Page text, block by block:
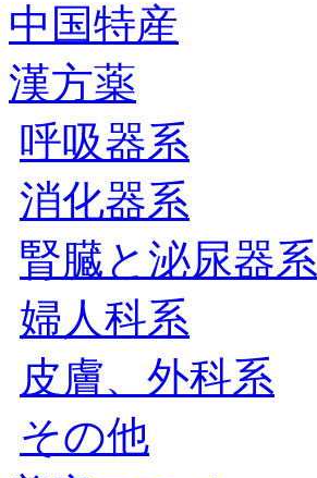
中国特産
漢方薬
呼吸器系
消化器系
腎臓と泌尿器系
婦人科系
皮膚、外科系
その他